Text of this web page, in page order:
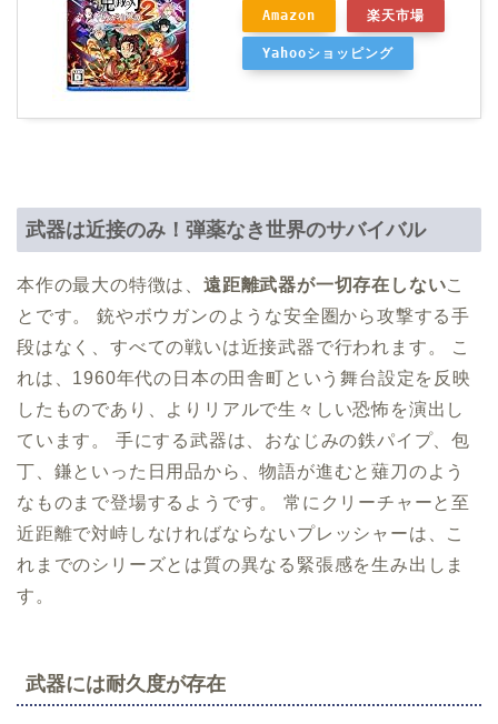
Amazon 楽天市場
Yahooショッピング
武器は近接のみ！弾薬なき世界のサバイバル
本作の最大の特徴は、 遠距離武器が一切存在しないこ
とです。 銃やボウガンのような安全圏から攻撃する手
段はなく、すべての戦いは近接武器で行われます。 こ
れは、1960年代の日本の田舎町という舞台設定を反映
したものであり、よりリアルで生々しい恐怖を演出し
ています。 手にする武器は、おなじみの鉄パイプ、包
丁、鎌といった日用品から、物語が進むと薙刀のよう
なものまで登場するようです。 常にクリーチャーと至
近距離で対峙しなければならないプレッシャーは、こ
れまでのシリーズとは質の異なる緊張感を生み出しま
す。
武器には耐久度が存在